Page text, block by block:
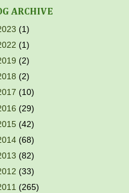
ARCHIVE
(1)
(1)
(2)
(2)
(10)
(29)
(42)
(68)
(82)
(33)
(265)